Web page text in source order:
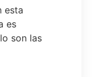
esta
es
son las